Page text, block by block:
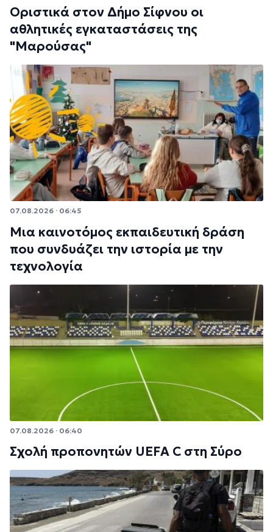
Οριστικά στον Δήμο Σίφνου οι
αθλητικές εγκαταστάσεις της
"Μαρούσας"
07.08.2026 · 06:45
Μια καινοτόμος εκπαιδευτική δράση
που συνδυάζει την ιστορία με την
τεχνολογία
07.08.2026 · 06:40
Σχολή προπονητών UEFA C στη Σύρο